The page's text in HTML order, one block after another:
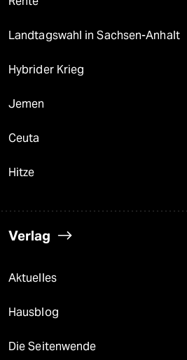
Landtagswahl in Sachsen-Anhalt
Hybrider Krieg
Jemen
Ceuta
Hitze
Verlag
Aktuelles
Hausblog
Die Seitenwende